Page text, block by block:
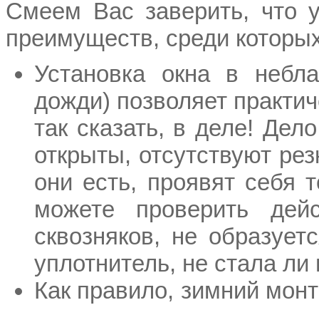
Смеем Вас заверить, что
преимуществ, среди
Установка окна в
дожди) позволяет
так сказать, в деле!
открыты, отсутствуют
они есть, проявят себя
можете проверить
сквозняков, не
уплотнитель, не стала
Как правило, зимний